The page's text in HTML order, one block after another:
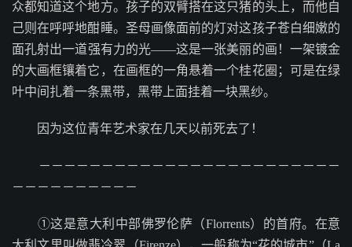
众都知道这个地方。孩子的双臂搭在这只猪的头上，而他自
己则在呼呼地酣睡。圣母画像面前的灯对这孩子苍白细嫩的
面孔射出一道强有力的光——这是一张美丽的画！一架镀金
的大画框镶着它，在画框的一角悬着一个桂花圈；可是在绿
叶中间扎着一条黑带，黑带上面挂着一块黑纱。
因为这位青年艺术家在几天以前死去了！
－－－－－－－－－－－－－－－－－－－－－－－－
－－－－－－－－－－
①这是意大利中部佛罗伦萨（Florrents）的首府。在意